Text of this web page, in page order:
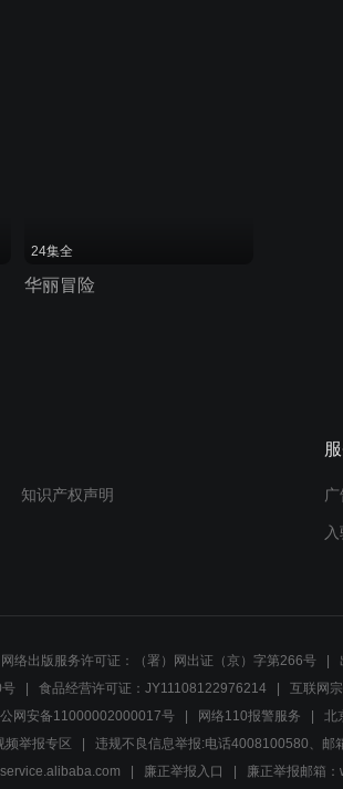
24集全
华丽冒险
知识产权声明
网络出版服务许可证：（署）网出证（京）字第266号
食品经营许可证：JY11108122976214
互联网
网安备11000002000017号 网络110报警服务 北
频举报专区
违规不良信息举报:电话4008100580、
廉正举报入口 廉正举报邮箱